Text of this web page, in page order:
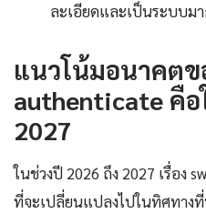
ละเอียดและเป็นระบบม
แนวโน้มอนาคต
authenticate คือ
2027
ในช่วงปี 2026 ถึง 2027 เรื่อง
ที่จะเปลี่ยนแปลงไปในทิศทาง